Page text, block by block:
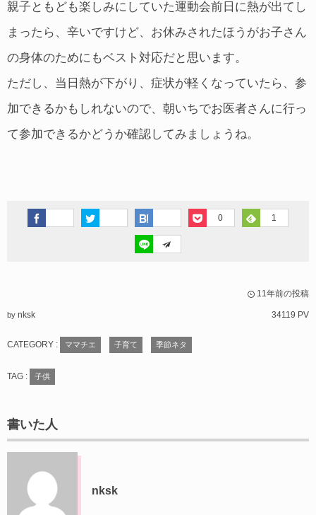
親子ともども楽しみにしていた運動会前日に熱が出てし
まったら、辛いですけど、お休みされたほうがお子さん
の身体のためにもベスト対応だと思います。
ただし、当日熱が下がり、症状が軽くなっていたら、参
加できるかもしれないので、朝いちでお医者さんに行っ
て参加できるかどうか確認してみましょうね。
0 1
11年前の投稿
by nksk 34119 PV
CATEGORY : ママチエ 子育て 季節ネタ
TAG : 子供
書いた人
nksk